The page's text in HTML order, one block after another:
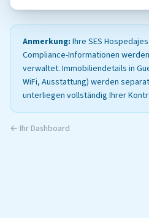
Anmerkung: Ihre SES
Compliance-Informationen
verwaltet. Immobiliendetails in
WiFi, Ausstattung) werden
unterliegen vollständig Ihrer
← Ihr Dashboard